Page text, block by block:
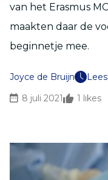
van het Erasmus
maakten daar de
beginnetje mee.
Joyce de Bruijn
8 juli 2021
1 likes